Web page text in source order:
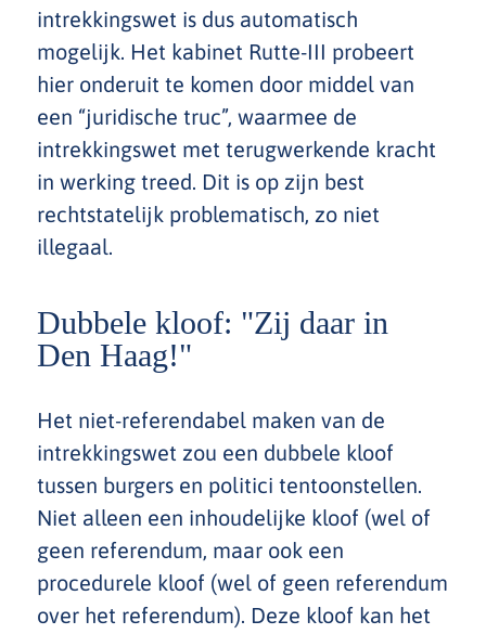
intrekkingswet is dus automatisch
mogelijk. Het kabinet Rutte-III probeert
hier onderuit te komen door middel van
een “juridische truc”, waarmee de
intrekkingswet met terugwerkende kracht
in werking treed. Dit is op zijn best
rechtstatelijk problematisch, zo niet
illegaal.
Dubbele kloof: "Zij daar in
Den Haag!"
Het niet-referendabel maken van de
intrekkingswet zou een dubbele kloof
tussen burgers en politici tentoonstellen.
Niet alleen een inhoudelijke kloof (wel of
geen referendum, maar ook een
procedurele kloof (wel of geen referendum
over het referendum). Deze kloof kan het